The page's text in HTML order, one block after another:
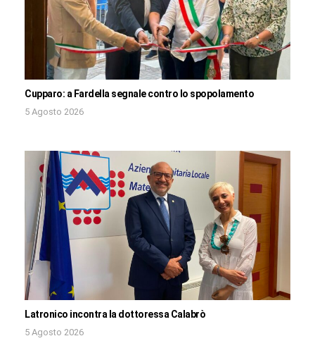
Cupparo: a Fardella segnale contro lo spopolamento
5 Agosto 2026
Latronico incontra la dottoressa Calabrò
5 Agosto 2026